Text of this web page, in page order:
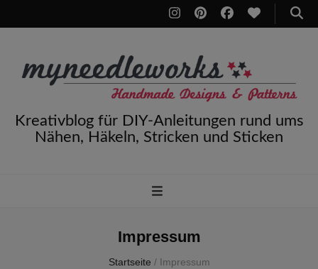
Kreativblog für DIY-Anleitungen rund ums
Nähen, Häkeln, Stricken und Sticken
Impressum
Startseite / Impressum